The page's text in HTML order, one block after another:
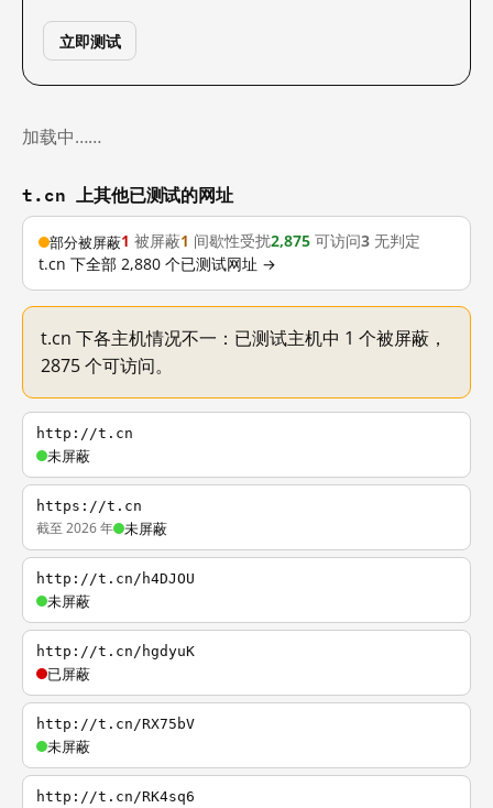
立即测试
加载中……
t.cn 上其他已测试的网址
部分被屏蔽1 被屏蔽1 间歇性受扰2,875 可访问3 无判定
t.cn 下全部 2,880 个已测试网址 →
t.cn 下各主机情况不一：已测试主机中 1 个被屏蔽，
2875 个可访问。
http://t.cn
未屏蔽
https://t.cn
截至 2026 年 未屏蔽
http://t.cn/h4DJOU
未屏蔽
http://t.cn/hgdyuK
已屏蔽
http://t.cn/RX75bV
未屏蔽
http://t.cn/RK4sq6